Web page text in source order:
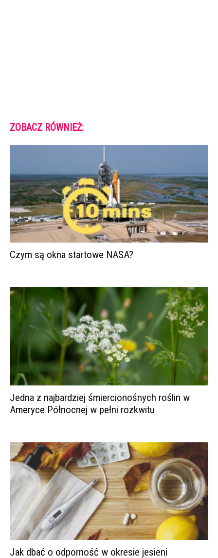
ZOBACZ RÓWNIEŻ:
Czym są okna startowe NASA?
Jedna z najbardziej śmiercionośnych roślin w
Ameryce Północnej w pełni rozkwitu
Jak dbać o odporność w okresie jesieni